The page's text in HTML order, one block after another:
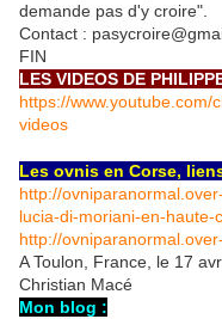
demande pas d'y croire".
Contact :
FIN
LES VIDEOS DE
https://www.youtube.com/
videos
Les ovnis en Corse,
http://
lucia-di-moriani-en-
http://
A Toulon, France, le 17
Christian Macé
Mon blog :